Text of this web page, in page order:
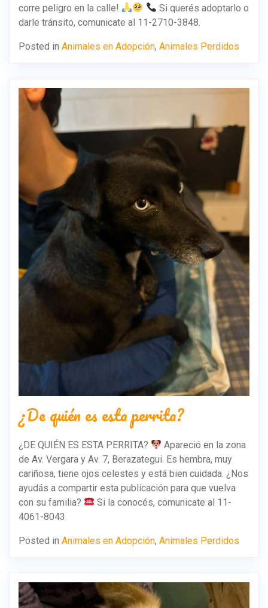
corre peligro en la calle!
Si querés adoptarlo o
darle tránsito, comunicate al 11-2710-3848.
Posted in Animales en Adopción, Animales Perdidos
¿De quién es esta perrita?
¿DE QUIÉN ES ESTA PERRITA?
Apareció en la zona
de Av. Vergara y Av. 7, Berazategui. Es hembra, muy
cariñosa, tiene ojos celestes y está bien cuidada. ¿Nos
ayudás a compartir esta publicación para que vuelva
con su familia?
Si la conocés, comunicate al 11-
4061-8043.
Posted in Animales en Adopción, Animales Perdidos